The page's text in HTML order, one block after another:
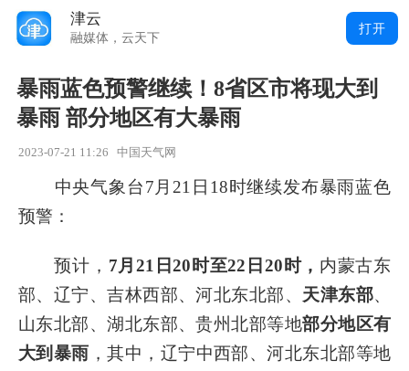
暴雨蓝色预警继续！8省区市将现大到
暴雨 部分地区有大暴雨
2023-07-21 11:26 中国天气网
中央气象台7月21日18时继续发布暴雨蓝色
预警：
预计， 7月21日20时至22日20时， 内蒙古东
部、辽宁、吉林西部、河北东北部、 天津东部、
山东北部、湖北东部、贵州北部等地部分地区有
大到暴雨 ，其中，辽宁中西部、河北东北部等地
津云
融媒体，云天下
打开